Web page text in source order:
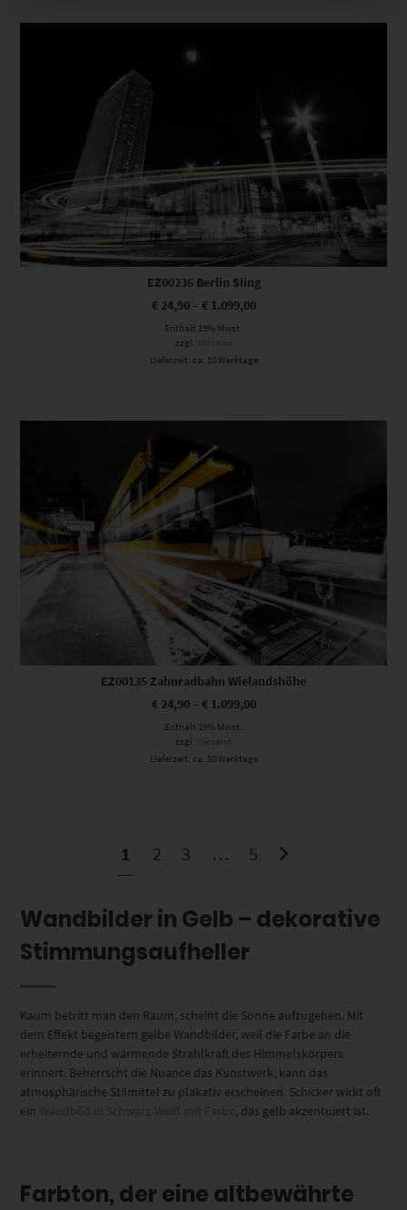
Dieses Produkt weist mehrere Varianten auf. Die Optionen können auf der Produktseite gewählt werden
EZ00236 Berlin Sling
€24,90– €1.099,00
Enthält 19% Mwst.
zzgl. Versand
Lieferzeit: ca. 10 Werktage
Dieses Produkt weist mehrere Varianten auf. Die Optionen können auf der Produktseite gewählt werden
EZ00135 Zahnradbahn Wielandshöhe
€24,90– €1.099,00
Enthält 19% Mwst.
zzgl. Versand
Lieferzeit: ca. 10 Werktage
1 2 3 … 5
Wandbilder in Gelb – dekorative
Stimmungsaufheller
Kaum betritt man den Raum, scheint die Sonne aufzugehen. Mit
dem Effekt begeistern gelbe Wandbilder, weil die Farbe an die
erheiternde und wärmende Strahlkraft des Himmelskörpers
erinnert. Beherrscht die Nuance das Kunstwerk, kann das
atmosphärische Stilmittel zu plakativ erscheinen. Schicker wirkt oft
ein Wandbild in Schwarz-Weiß mit Farbe, das gelb akzentuiert ist.
Farbton, der eine altbewährte